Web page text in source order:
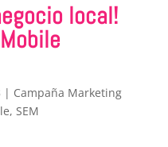
local!
| Campaña Marketing
, SEM